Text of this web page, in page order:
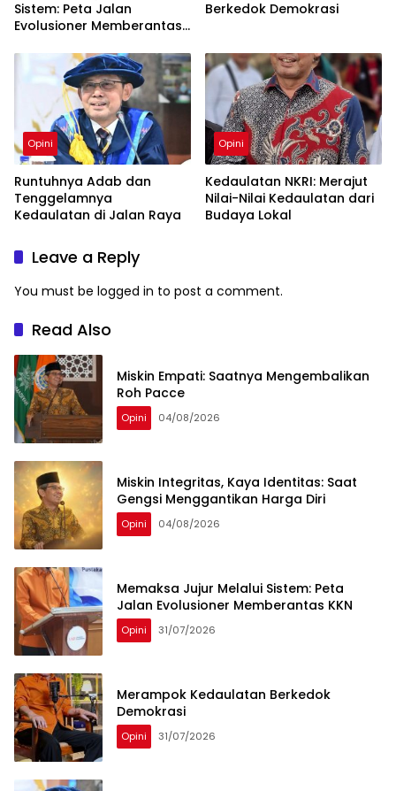
Sistem: Peta Jalan
Evolusioner Memberantas
Berkedok Demokrasi
Opini
Runtuhnya Adab dan
Tenggelamnya
Kedaulatan di Jalan Raya
Opini
Kedaulatan NKRI: Merajut
Nilai-Nilai Kedaulatan dari
Budaya Lokal
Leave a Reply
You must be logged in to post a comment.
Read Also
Miskin Empati: Saatnya Mengembalikan
Roh Pacce
Opini 04/08/2026
Miskin Integritas, Kaya Identitas: Saat
Gengsi Menggantikan Harga Diri
Opini 04/08/2026
Memaksa Jujur Melalui Sistem: Peta
Jalan Evolusioner Memberantas KKN
Opini 31/07/2026
Merampok Kedaulatan Berkedok
Demokrasi
Opini 31/07/2026